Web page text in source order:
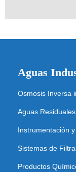
Aguas
Osmosis Inversa
Aguas
Instrumentación
Sistemas de
Productos